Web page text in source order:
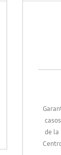
de la